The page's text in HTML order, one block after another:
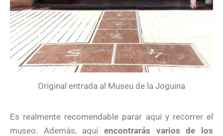
Original entrada al Museu de la Joguina
Es realmente recomendable parar aquí y recorrer el
museo. Además, aquí encontrarás varios de los